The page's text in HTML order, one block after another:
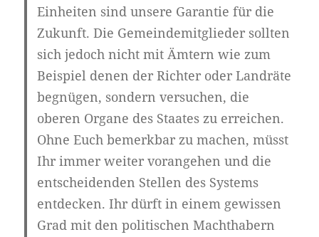
Einheiten sind unsere Garantie für die
Zukunft. Die Gemeindemitglieder sollten
sich jedoch nicht mit Ämtern wie zum
Beispiel denen der Richter oder Landräte
begnügen, sondern versuchen, die
oberen Organe des Staates zu erreichen.
Ohne Euch bemerkbar zu machen, müsst
Ihr immer weiter vorangehen und die
entscheidenden Stellen des Systems
entdecken. Ihr dürft in einem gewissen
Grad mit den politischen Machthabern